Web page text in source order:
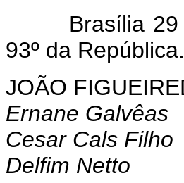
Brasília 29 de
93º da República.
JOÃO
Ernane Galvêas
Cesar Cals Filho
Delfim Netto